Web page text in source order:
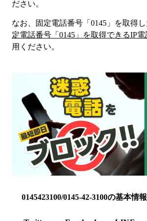
ださい。
なお、固定電話番号「 0145 」を取得
定電話番号「 0145 」を取得できるIP
用ください。
0145423100/0145-42-3100の基本情報